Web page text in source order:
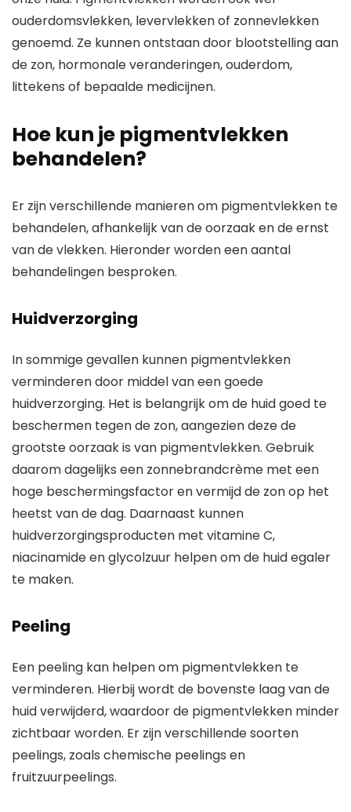
ouderdomsvlekken, levervlekken of zonnevlekken
genoemd. Ze kunnen ontstaan door blootstelling aan
de zon, hormonale veranderingen, ouderdom,
littekens of bepaalde medicijnen.
Hoe kun je pigmentvlekken
behandelen?
Er zijn verschillende manieren om pigmentvlekken te
behandelen, afhankelijk van de oorzaak en de ernst
van de vlekken. Hieronder worden een aantal
behandelingen besproken.
Huidverzorging
In sommige gevallen kunnen pigmentvlekken
verminderen door middel van een goede
huidverzorging. Het is belangrijk om de huid goed te
beschermen tegen de zon, aangezien deze de
grootste oorzaak is van pigmentvlekken. Gebruik
daarom dagelijks een zonnebrandcrème met een
hoge beschermingsfactor en vermijd de zon op het
heetst van de dag. Daarnaast kunnen
huidverzorgingsproducten met vitamine C,
niacinamide en glycolzuur helpen om de huid egaler
te maken.
Peeling
Een peeling kan helpen om pigmentvlekken te
verminderen. Hierbij wordt de bovenste laag van de
huid verwijderd, waardoor de pigmentvlekken minder
zichtbaar worden. Er zijn verschillende soorten
peelings, zoals chemische peelings en
fruitzuurpeelings.